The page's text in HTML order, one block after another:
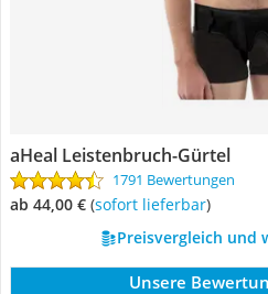
aHeal Leistenbruch-Gürtel
1791 Bewertungen
ab 44,00 € ( Sofort lieferbar)
Preisvergleich und
Unsere